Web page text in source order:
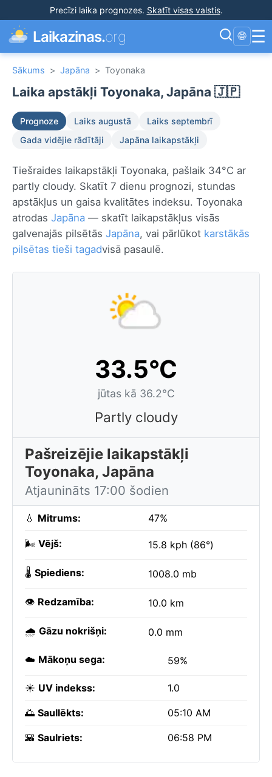
Precīzi laika prognozes. Skatīt visas valstis.
Laikazinas.org 🌐 ☰
Sākums > Japāna > Toyonaka
Laika apstākļi Toyonaka, Japāna 🇯🇵
Prognoze Laiks augustā
Laiks septembrī
Gada vidējie rādītāji
Japāna laikapstākļi
Tiešraides laikapstākļi Toyonaka, pašlaik 34°C ar
partly cloudy. Skatīt 7 dienu prognozi, stundas
apstākļus un gaisa kvalitātes indeksu. Toyonaka
atrodas Japāna — skatīt laikapstākļus visās
galvenajās pilsētās Japāna, vai pārlūkot karstākās
pilsētas tieši tagadvisā pasaulē.
33.5°C
jūtas kā 36.2°C
Partly cloudy
Pašreizējie laikapstākļi
Toyonaka, Japāna
Atjaunināts 17:00 šodien
💧 Mitrums: 47%
🌬️ Vējš: 15.8 kph (86°)
🌡️ Spiediens: 1008.0 mb
👁️ Redzamība: 10.0 km
🌧️ Gāzu nokrišņi: 0.0 mm
☁️ Mākoņu sega: 59%
☀️ UV indekss: 1.0
🌅 Saullēkts: 05:10 AM
🌇 Saulriets: 06:58 PM